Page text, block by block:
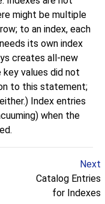
might be multiple
to an index, each
its own index
creates all-new
values did not
to this statement;
Index entries
when the
Next
Catalog Entries
for Indexes